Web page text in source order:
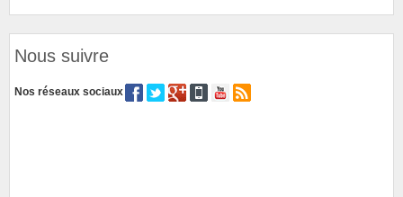
Nous suivre
Nos réseaux sociaux